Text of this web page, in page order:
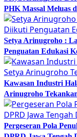
PHK Massal Meluas
Setya Arinugroho :
Penguatan Edukasi
Kawasan Industri
Arinugroho
Pergeseran Pola